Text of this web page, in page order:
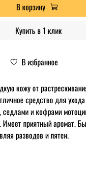
В избранное
В корзину
Купить в 1 клик
кожу от
средство для
седлами и кофрами
Имеет приятный аромат.
разводов и пятен.